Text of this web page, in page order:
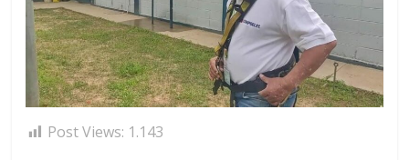
Post Views: 1.143